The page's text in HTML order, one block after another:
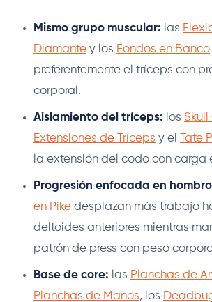
Mismo grupo muscular: las
Diamante y los Fondos en Banco
preferentemente el tríceps con
corporal.
Aislamiento del tríceps: los Skull
Extensiones de Tríceps y el Tate
la extensión del codo con carga
Progresión enfocada en
en Pike desplazan más trabajo
deltoides anteriores mientras
patrón de press con peso
Base de core: las Planchas de
Planchas de Manos, los